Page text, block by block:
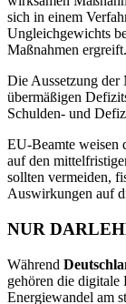
sich in einem
Ungleichgewichts
Maßnahmen ergreift.
Die Aussetzung
übermäßigen
Schulden- und
EU-Beamte weisen
auf den
sollten vermeiden,
Auswirkungen auf
NUR
Während
gehören die
Energiewandel am